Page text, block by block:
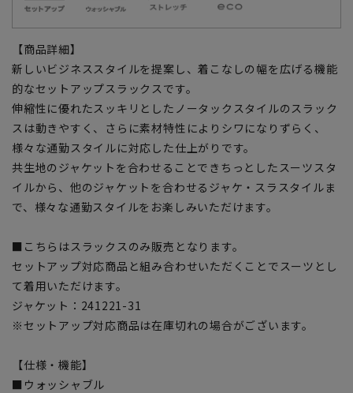
【商品詳細】
新しいビジネススタイルを提案し、着こなしの幅を広げる機能
的なセットアップスラックスです。
伸縮性に優れたスッキリとしたノータックスタイルのスラック
スは動きやすく、さらに素材特性によりシワになりずらく、
様々な通勤スタイルに対応した仕上がりです。
共生地のジャケットを合わせることできちっとしたスーツスタ
イルから、他のジャケットを合わせるジャケ・スラスタイルま
で、様々な通勤スタイルをお楽しみいただけます。
■こちらはスラックスのみ販売となります。
セットアップ対応商品と組み合わせいただくことでスーツとし
て着用いただけます。
ジャケット：241221-31
※セットアップ対応商品は在庫切れの場合がございます。
【仕様・機能】
■ウォッシャブル